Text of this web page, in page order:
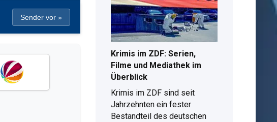
Sender vor »
Online
Spielotheken
2026
Krimis im ZDF: Serien,
Filme und Mediathek im
Überblick
Krimis im ZDF sind seit
Jahrzehnten ein fester
Bestandteil des deutschen